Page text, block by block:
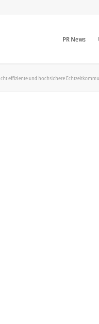
PR News
effiziente und hochsichere